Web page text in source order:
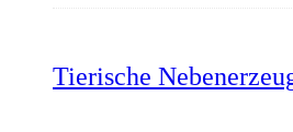
Tierische